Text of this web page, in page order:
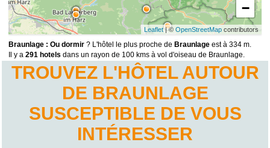
−
Leaflet| © OpenStreetMapcontributors
Braunlage : Ou dormir ? L'hôtel le plus proche de Braunlage est à 334 m.
Il y a291 hotels dans un rayon de 100 kms à vol d'oiseau de Braunlage.
TROUVEZ L'HÔTEL AUTOUR
DE BRAUNLAGE
SUSCEPTIBLE DE VOUS
INTÉRESSER